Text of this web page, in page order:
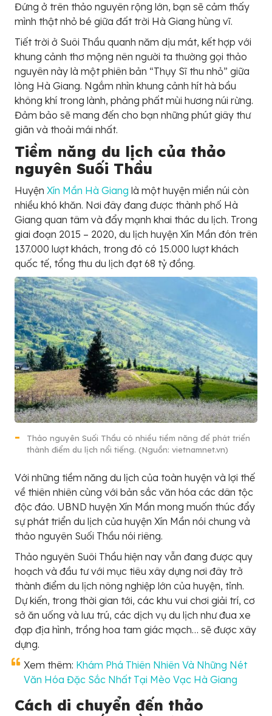
Đứng ở trên thảo nguyên rộng lớn, bạn sẽ cảm thấy
mình thật nhỏ bé giữa đất trời Hà Giang hùng vĩ.
Tiết trời ở Suôi Thầu quanh năm dịu mát, kết hợp với
khung cảnh thơ mộng nên người ta thường gọi thảo
nguyên này là một phiên bản “Thụy Sĩ thu nhỏ” giữa
lòng Hà Giang. Ngắm nhìn khung cảnh hít hà bầu
không khí trong lành, phảng phất mùi hương núi rừng.
Đảm bảo sẽ mang đến cho bạn những phút giây thư
giãn và thoải mái nhất.
Tiềm năng du lịch của thảo
nguyên Suối Thầu
Huyện Xín Mần Hà Giang là một huyện miền núi còn
nhiều khó khăn. Nơi đây đang được thành phố Hà
Giang quan tâm và đẩy mạnh khai thác du lịch. Trong
giai đoạn 2015 – 2020, du lịch huyện Xín Mần đón trên
137.000 lượt khách, trong đó có 15.000 lượt khách
quốc tế, tổng thu du lịch đạt 68 tỷ đồng.
Thảo nguyên Suối Thầu có nhiều tiềm năng để phát triển
thành điểm du lịch nổi tiếng. (Nguồn: vietnamnet.vn)
Với những tiềm năng du lịch của toàn huyện và lợi thế
về thiên nhiên cùng với bản sắc văn hóa các dân tộc
độc đáo. UBND huyện Xín Mần mong muốn thúc đẩy
sự phát triển du lịch của huyện Xín Mần nói chung và
thảo nguyên Suối Thầu nói riêng.
Thảo nguyên Suôi Thầu hiện nay vẫn đang được quy
hoạch và đầu tư với mục tiêu xây dựng nơi đây trở
thành điểm du lịch nông nghiệp lớn của huyện, tỉnh.
Dự kiến, trong thời gian tới, các khu vui chơi giải trí, cơ
sở ăn uống và lưu trú, các dịch vụ du lịch như đua xe
đạp địa hình, trồng hoa tam giác mạch… sẽ được xây
dựng.
Xem thêm: Khám Phá Thiên Nhiên Và Những Nét
Văn Hóa Đặc Sắc Nhất Tại Mèo Vạc Hà Giang
Cách di chuyển đến thảo